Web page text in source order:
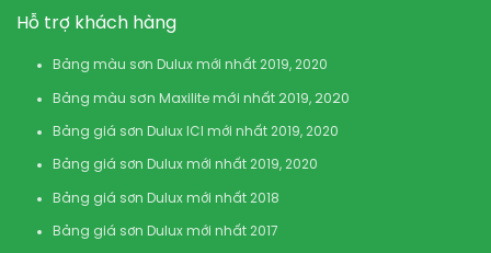
Hỗ trợ khách hàng
Bảng màu sơn Dulux mới nhất 2019, 2020
Bảng màu sơn Maxilite mới nhất 2019, 2020
Bảng giá sơn Dulux ICI mới nhất 2019, 2020
Bảng giá sơn Dulux mới nhất 2019, 2020
Bảng giá sơn Dulux mới nhất 2018
Bảng giá sơn Dulux mới nhất 2017